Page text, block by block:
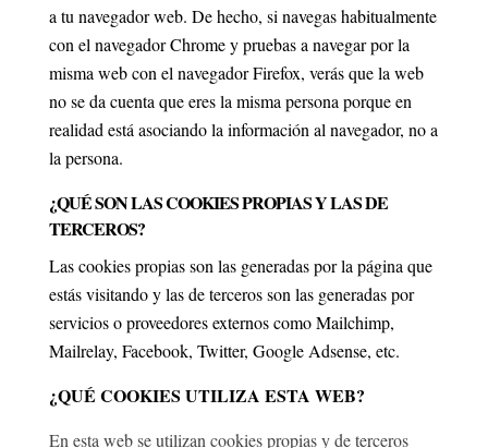
a tu navegador web. De hecho, si navegas habitualmente
con el navegador Chrome y pruebas a navegar por la
misma web con el navegador Firefox, verás que la web
no se da cuenta que eres la misma persona porque en
realidad está asociando la información al navegador, no a
la persona.
¿QUÉ SON LAS COOKIES PROPIAS Y LAS DE
TERCEROS?
Las cookies propias son las generadas por la página que
estás visitando y las de terceros son las generadas por
servicios o proveedores externos como Mailchimp,
Mailrelay, Facebook, Twitter, Google Adsense, etc.
¿QUÉ COOKIES UTILIZA ESTA WEB?
En esta web se utilizan cookies propias y de terceros